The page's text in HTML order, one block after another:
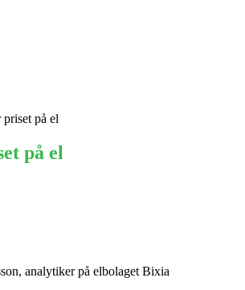
på el
på el
analytiker på elbolaget Bixia